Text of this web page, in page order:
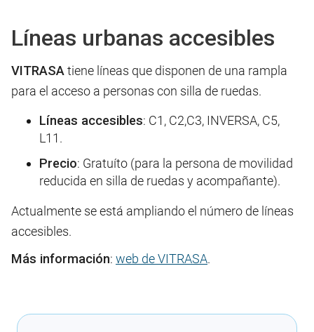
Líneas urbanas accesibles
VITRASA tiene líneas que disponen de una rampla
para el acceso a personas con silla de ruedas.
Líneas accesibles: C1, C2,C3, INVERSA, C5,
L11.
Precio: Gratuíto (para la persona de movilidad
reducida en silla de ruedas y acompañante).
Actualmente se está ampliando el número de líneas
accesibles.
Más información: web de VITRASA.